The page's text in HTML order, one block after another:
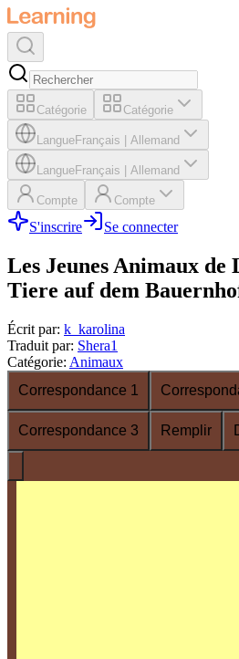
Catégorie Catégorie
LangueFrançais Allemand
LangueFrançais Allemand
Compte Compte
S'inscrire Se connecter
Les Jeunes Animaux de
Tiere auf dem
Écrit par: k_karolina
Traduit par: Shera1
Catégorie: Animaux
Correspondance 1
Correspondance 3 Remplir